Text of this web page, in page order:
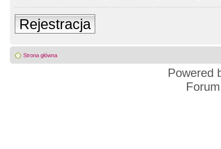
Rejestracja
Strona główna
Powered